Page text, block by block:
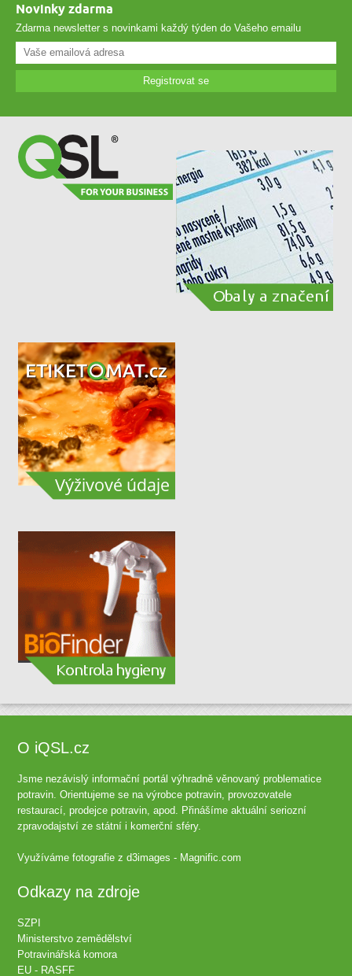
Novinky zdarma
Zdarma newsletter s novinkami každý týden do Vašeho emailu
Registrovat se
O iQSL.cz
Jsme nezávislý informační portál výhradně věnovaný problematice
potravin. Orientujeme se na výrobce potravin, provozovatele
restaurací, prodejce potravin, apod. Přinášíme aktuální seriozní
zpravodajství ze státní i komerční sféry.
Využíváme fotografie zd3images - Magnific.com
Odkazy na zdroje
SZPI
Ministerstvo zemědělství
Potravinářská komora
EU - RASFF